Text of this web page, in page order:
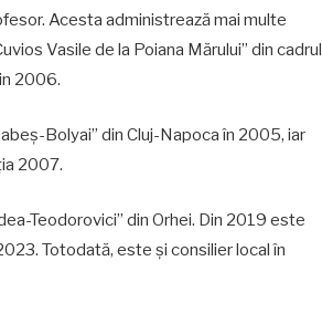
Acesta administrează mai multe
Vasile de la Poiana Mărului” din cadrul
2006.
Bolyai” din Cluj-Napoca în 2005, iar
2007.
Teodorovici” din Orhei. Din 2019 este
Totodată, este și consilier local în